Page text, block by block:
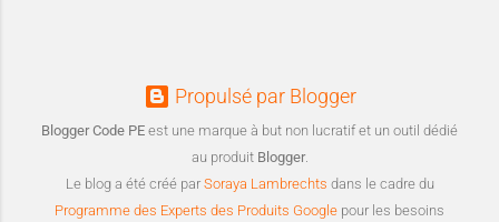
Propulsé par Blogger
Blogger Code PE est une marque à but non lucratif et un outil dédié
au produit Blogger.
Le blog a été créé par Soraya Lambrechts dans le cadre du
Programme des Experts des Produits Google pour les besoins